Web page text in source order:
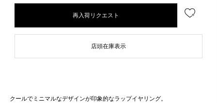
再入荷リクエスト
店頭在庫表示
クールでミニマルなデザインが印象的なラップイヤリング。